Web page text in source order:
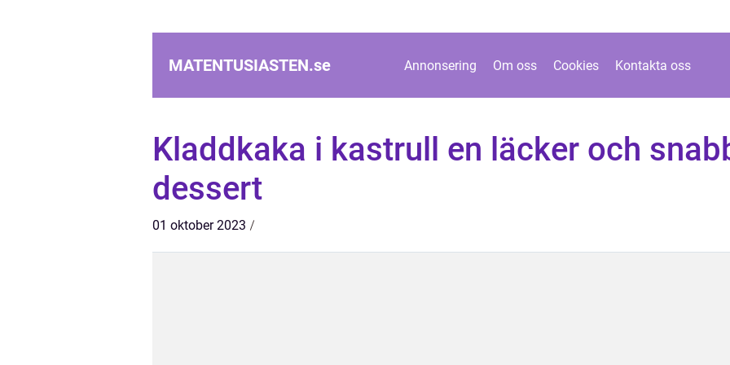
MATENTUSIASTEN.se Annonsering Om oss Cookies Kontakta oss
Kladdkaka i kastrull en läcker och
dessert
01 oktober 2023